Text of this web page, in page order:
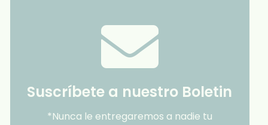
Suscríbete a nuestro Boletin
*Nunca le entregaremos a nadie tu